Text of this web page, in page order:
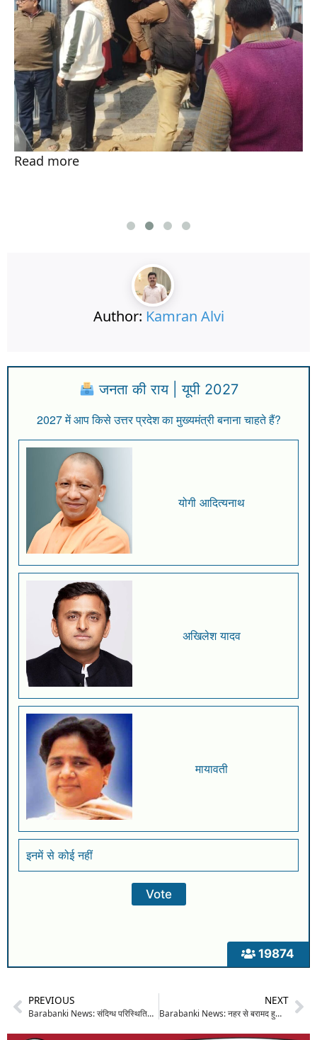
Read more
Author: Kamran Alvi
19874
जनता की राय | यूपी 2027
2027 में आप किसे उत्तर प्रदेश का मुख्यमंत्री बनाना चाहते हैं?
योगी आदित्यनाथ
अखिलेश यादव
मायावती
इनमें से कोई नहीं
PREVIOUS
Barabanki News: संदिग्ध परिस्थितियों में फांसी के फंदे पर लटकी मिली विवाहिता, इलाज के दौरान मौत; पति समेत चार पर केस दर्ज
NEXT
Barabanki News: नहर से बरामद हुआ घर से ससुराल जाने के लिए निकले युवक का शव, परिवार में मचा कोहराम